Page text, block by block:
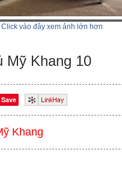
Click vào đây xem ảnh lớn hơn
Mỹ Khang 10
Save
Khang